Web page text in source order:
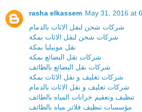
rasha elkassem May 31, 2016 at
شركات شحن لنقل الاثات بالدمام
شركات شحن لنقل الاثات بمكة
نقل موبيليا بمكة
شركات نقل البضائع بمكة
شركات نقل البضائع بالطائف
شركات تغليف و نقل الاثاث بمكة
شركات تغليف و نقل الاثاث بالدمام
تنظيف وتعقيم خزانات المياه بالطائف
مؤسسات تنظيف فلاتر مياه بالطائف